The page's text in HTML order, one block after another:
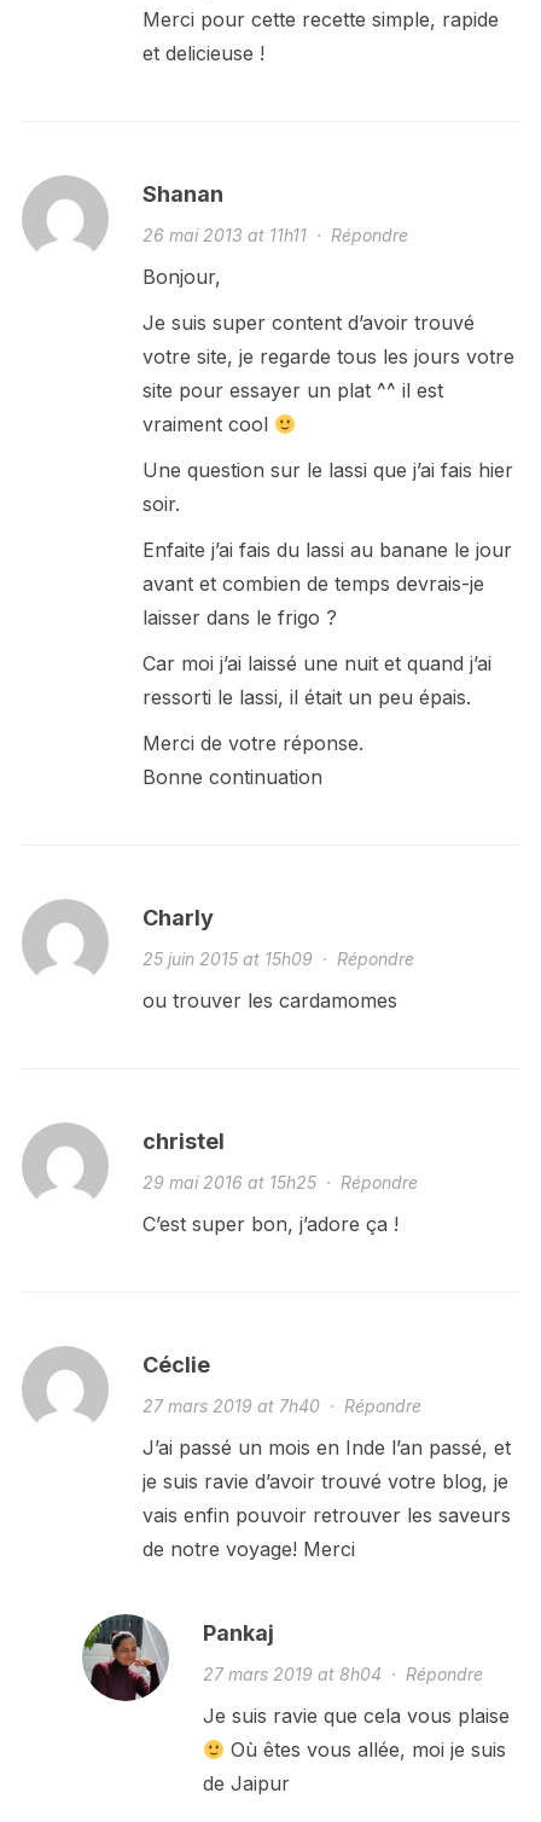
Merci pour cette recette simple, rapide
et delicieuse !
Shanan
26 mai 2013 at 11h11· Répondre
Bonjour,
Je suis super content d’avoir trouvé
votre site, je regarde tous les jours votre
site pour essayer un plat ^^ il est
vraiment cool
Une question sur le lassi que j’ai fais hier
soir.
Enfaite j’ai fais du lassi au banane le jour
avant et combien de temps devrais-je
laisser dans le frigo ?
Car moi j’ai laissé une nuit et quand j’ai
ressorti le lassi, il était un peu épais.
Merci de votre réponse.
Bonne continuation
Charly
25 juin 2015 at 15h09 · Répondre
ou trouver les cardamomes
christel
29 mai 2016 at 15h25· Répondre
C’est super bon, j’adore ça !
Céclie
27 mars 2019 at 7h40· Répondre
J’ai passé un mois en Inde l’an passé, et
je suis ravie d’avoir trouvé votre blog, je
vais enfin pouvoir retrouver les saveurs
de notre voyage! Merci
Pankaj
27 mars 2019 at 8h04 · Répondre
Je suis ravie que cela vous plaise
Où êtes vous allée, moi je suis
de Jaipur